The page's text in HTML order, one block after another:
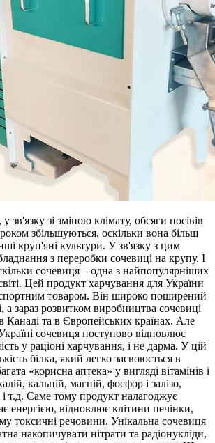
зв'язку зі зміною клімату, обсяги посівів
збільшуються, оскільки вона більш
круп'яні культури. У зв'язку з цим
з переробки сочевиці на крупу. І
сочевиця – одна з найпопулярніших
Цей продукт харчування для України
товаром. Він широко поширений
а зараз розвитком виробництва сочевиці
Канаді та в Європейських країнах. Але
сочевиця поступово відновлює
у раціоні харчування, і не дарма. У цій
білка, який легко засвоюється в
«корисна аптека» у вигляді вітамінів і
кальцій, магній, фосфор і залізо,
і т.д. Саме тому продукт налагоджує
енергією, відновлює клітини печінки,
токсичні речовини. Унікальна сочевиця
накопичувати нітрати та радіонукліди,